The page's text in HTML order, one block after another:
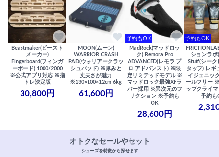
Beastmaker(ビースト
メーカー)
Fingerboard(フィンガ
ーボード) 1000/2000
※公式アプリ対応 ※指
トレ決定版
30,800円
MOON(ムーン)
WARRIOR CRASH
PAD(ウォリアークラッ
シュパッド) ※厚みと
丈夫さが魅力
※130×100×12cm 6kg
61,600円
予約もOK
MadRock(マッドロッ
ク) Remora Pro
ADVANCED(レモラ プ
ロ アドバンスト) ※限
定リミテッドモデル ※
マッドロック最強XFラ
バー採用 ※異次元のフ
リクション ※予約も
OK
28,600円
予約もOK
ションラボ
Stuff(シーク
タッフ) レギ
イジェニッ
ールフリー
ップクライ
予約も
オトクなセールやセット
シューズを特徴から探せます